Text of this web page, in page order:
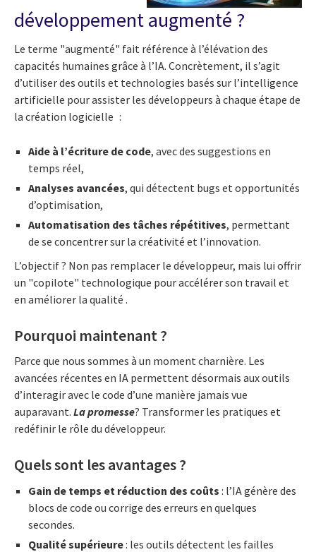
développement augmenté ?
Le terme "augmenté" fait référence à l’élévation des
capacités humaines grâce à l’IA. Concrètement, il s’agit
d’utiliser des outils et technologies basés sur l’intelligence
artificielle pour assister les développeurs à chaque étape de
la création logicielle :
Aide à l’écriture de code, avec des suggestions en
temps réel,
Analyses avancées, qui détectent bugs et opportunités
d’optimisation,
Automatisation des tâches répétitives, permettant
de se concentrer sur la créativité et l’innovation.
L’objectif ? Non pas remplacer le développeur, mais lui offrir
un "copilote" technologique pour accélérer son travail et
en améliorer la qualité .
Pourquoi maintenant ?
Parce que nous sommes à un moment charnière. Les
avancées récentes en IA permettent désormais aux outils
d’interagir avec le code d’une manière jamais vue
auparavant. La promesse? Transformer les pratiques et
redéfinir le rôle du développeur.
Quels sont les avantages ?
Gain de temps et réduction des coûts : l’IA génère des
blocs de code ou corrige des erreurs en quelques
secondes.
Qualité supérieure: les outils détectent les failles